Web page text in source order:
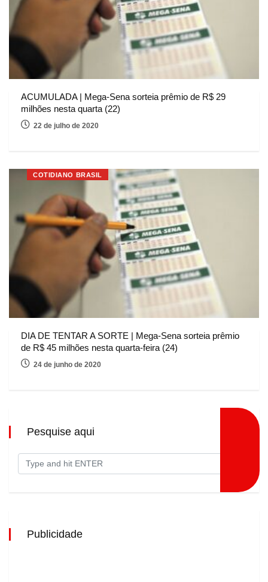
ACUMULADA | Mega-Sena sorteia prêmio de R$ 29
milhões nesta quarta (22)
22 de julho de 2020
COTIDIANO BRASIL
DIA DE TENTAR A SORTE | Mega-Sena sorteia prêmio
de R$ 45 milhões nesta quarta-feira (24)
24 de junho de 2020
Pesquise aqui
Publicidade